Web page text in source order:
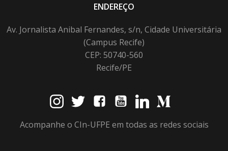
ENDEREÇO
Av. Jornalista Anibal Fernandes, s/n, Cidade Universitária
(Campus Recife)
CEP: 50740-560
Recife/PE
Acompanhe o CIn-UFPE em todas as redes sociais